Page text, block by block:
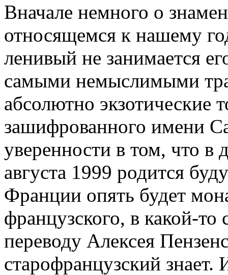
Вначале немного о
относящемся к нашему
ленивый не занимается
самыми немыслимыми
абсолютно экзотические
зашифрованного имени
уверенности в том, что в
августа 1999 родится
Франции опять будет
французского, в какой-то
переводу Алексея
старофранцузский знает.